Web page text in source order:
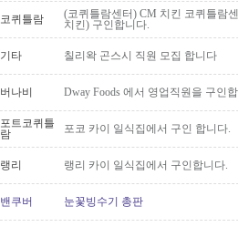
코퀴틀람
(코퀴틀람센터) CM 치킨 코퀴틀람
치킨) 구인합니다.
기타 칠리왁 곤스시 직원 모집 합니다
버나비 Dway Foods 에서 영업직원을 구인
포트코퀴틀
람
포코 카이 일식집에서 구인 합니다.
랭리 랭리 카이 일식집에서 구인합니다.
밴쿠버 눈꽃빙수기 총판